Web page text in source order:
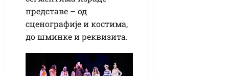
представе – од
сценографије и костима,
до шминке и реквизита.